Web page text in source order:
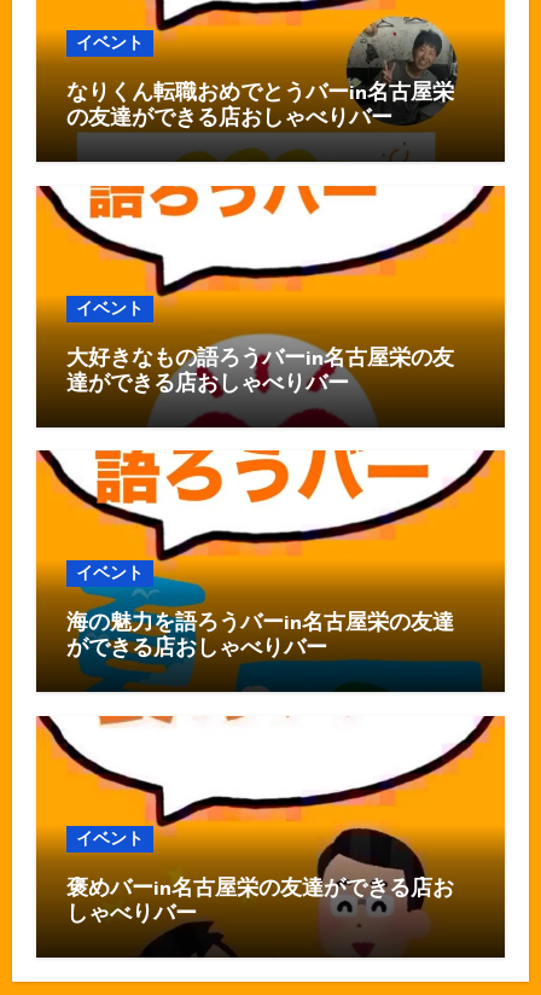
イベント
なりくん転職おめでとうバーin名古屋栄
の友達ができる店おしゃべりバー
イベント
大好きなもの語ろうバーin名古屋栄の友
達ができる店おしゃべりバー
イベント
海の魅力を語ろうバーin名古屋栄の友達
ができる店おしゃべりバー
イベント
褒めバーin名古屋栄の友達ができる店お
しゃべりバー